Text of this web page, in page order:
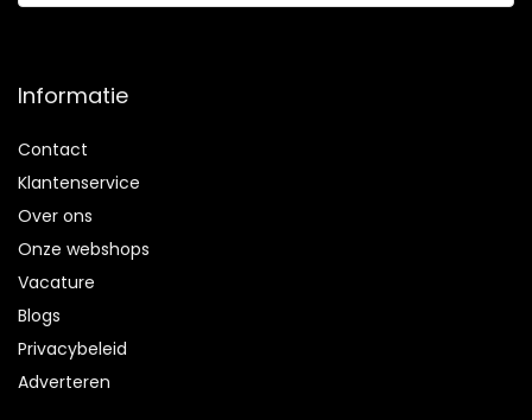
Informatie
Contact
Klantenservice
Over ons
Onze webshops
Vacature
Blogs
Privacybeleid
Adverteren